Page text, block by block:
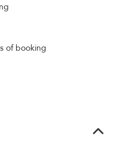
of booking